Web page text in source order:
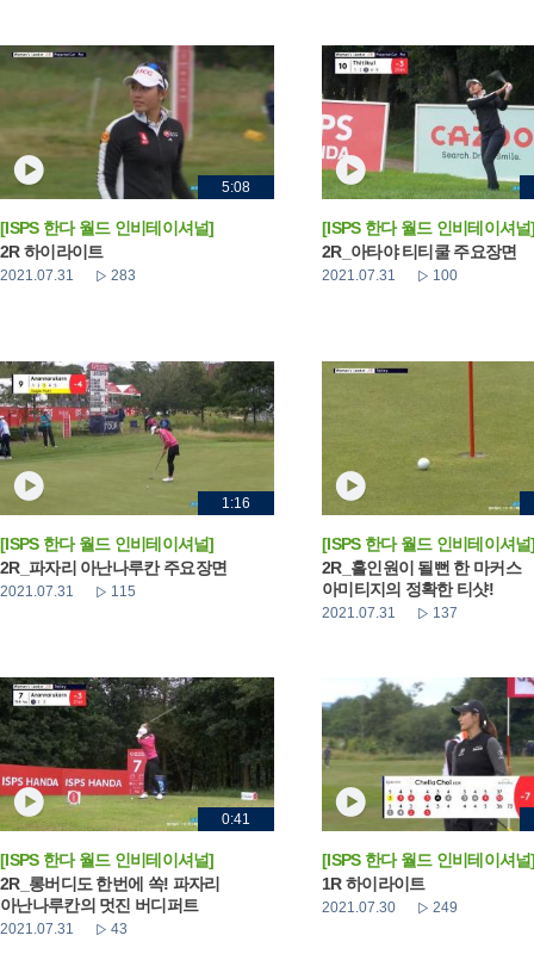
5:08
[ISPS 한다 월드 인비테이셔널]
2R 하이라이트
2021.07.31 283
[ISPS 한다 월드 인비테이셔
2R_아타야 티티쿨 주요장면
2021.07.31 100
1:16
[ISPS 한다 월드 인비테이셔널]
2R_파자리 아난나루칸 주요장면
2021.07.31 115
[ISPS 한다 월드 인비테이셔
2R_홀인원이 될뻔 한 마커스
아미티지의 정확한 티샷!
2021.07.31 137
0:41
[ISPS 한다 월드 인비테이셔널]
2R_롱버디도 한번에 쏙! 파자리
아난나루칸의 멋진 버디퍼트
2021.07.31 43
[ISPS 한다 월드 인비테이셔
1R 하이라이트
2021.07.30 249